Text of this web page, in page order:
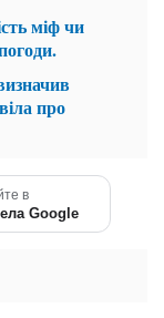
міф чи
про
в
Google